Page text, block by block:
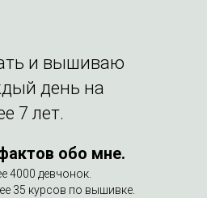
и вышиваю
день на
7 лет.
обо мне.
4000 девчонок.
35 курсов по вышивке.